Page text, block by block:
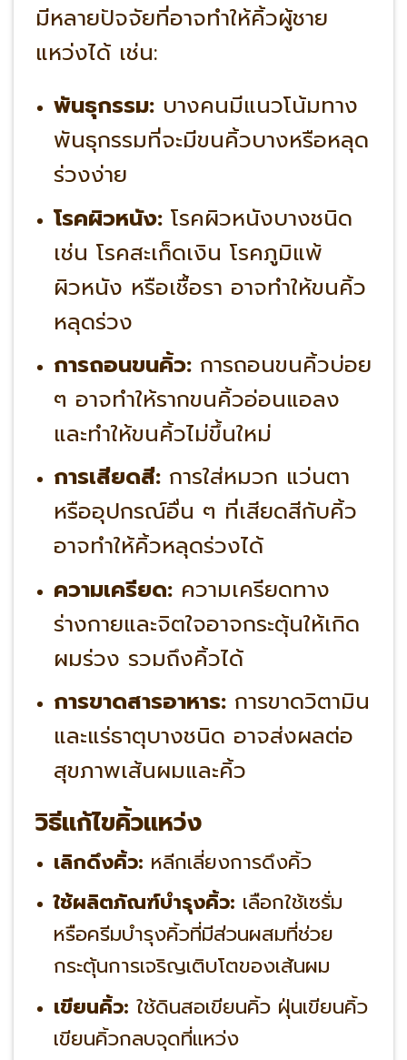
มีหลายปัจจัยที่อาจทำให้คิ้วผู้ชาย
แหว่งได้ เช่น:
พันธุกรรม:บางคนมีแนวโน้มทาง
พันธุกรรมที่จะมีขนคิ้วบางหรือหลุด
ร่วงง่าย
โรคผิวหนัง:โรคผิวหนังบางชนิด
เช่น โรคสะเก็ดเงิน โรคภูมิแพ้
ผิวหนัง หรือเชื้อรา อาจทำให้ขนคิ้ว
หลุดร่วง
การถอนขนคิ้ว:การถอนขนคิ้วบ่อย
ๆ อาจทำให้รากขนคิ้วอ่อนแอลง
และทำให้ขนคิ้วไม่ขึ้นใหม่
การเสียดสี:การใส่หมวก แว่นตา
หรืออุปกรณ์อื่น ๆ ที่เสียดสีกับคิ้ว
อาจทำให้คิ้วหลุดร่วงได้
ความเครียด:ความเครียดทาง
ร่างกายและจิตใจอาจกระตุ้นให้เกิด
ผมร่วง รวมถึงคิ้วได้
การขาดสารอาหาร:การขาดวิตามิน
และแร่ธาตุบางชนิด อาจส่งผลต่อ
สุขภาพเส้นผมและคิ้ว
วิธีแก้ไขคิ้วแหว่ง
เลิกดึงคิ้ว: หลีกเลี่ยงการดึงคิ้ว
ใช้ผลิตภัณฑ์บำรุงคิ้ว: เลือกใช้เซรั่ม
หรือครีมบำรุงคิ้วที่มีส่วนผสมที่ช่วย
กระตุ้นการเจริญเติบโตของเส้นผม
เขียนคิ้ว: ใช้ดินสอเขียนคิ้ว ฝุ่นเขียนคิ้ว
เขียนคิ้วกลบจุดที่แหว่ง